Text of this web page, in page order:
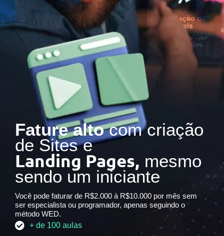
Fature altocom criação
de Sites e
Landing Pages, mesmo
sendo um iniciante
Você pode faturar de R$2.000 à R$10.000 por mês sem
ser especialista ou programador, apenas seguindo o
método WED.
+ de 100 aulas